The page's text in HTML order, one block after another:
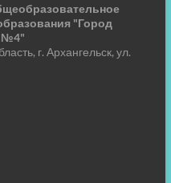
"Город
№4"
г. Архангельск, ул.